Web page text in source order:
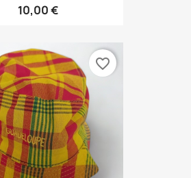
10,00 €
favorite_border